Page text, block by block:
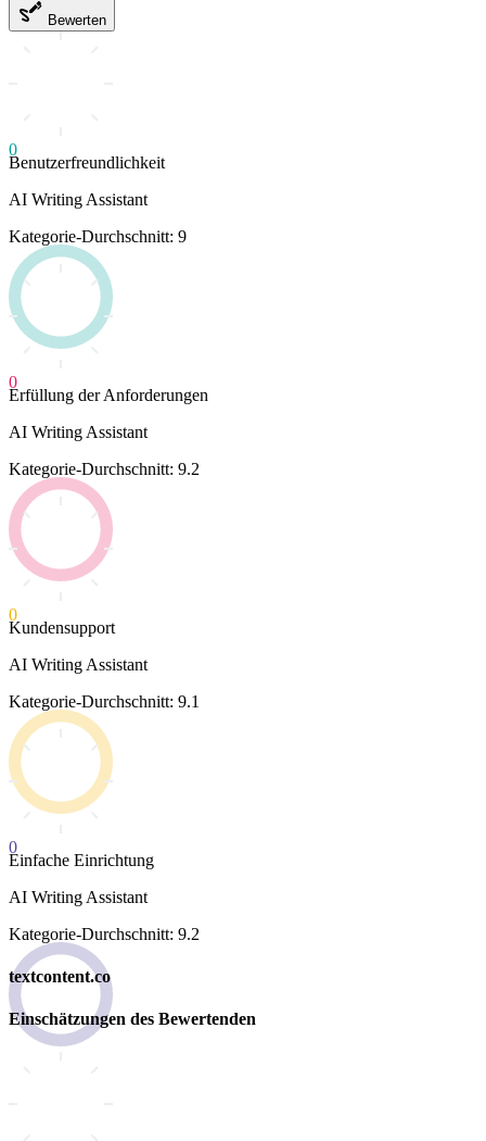
Bewerten
0
Benutzerfreundlichkeit
AI Writing Assistant
Kategorie-Durchschnitt: 9
0
Erfüllung der Anforderungen
AI Writing Assistant
Kategorie-Durchschnitt: 9.2
0
Kundensupport
AI Writing Assistant
Kategorie-Durchschnitt: 9.1
0
Einfache Einrichtung
AI Writing Assistant
Kategorie-Durchschnitt: 9.2
textcontent.co
Einschätzungen des Bewertenden